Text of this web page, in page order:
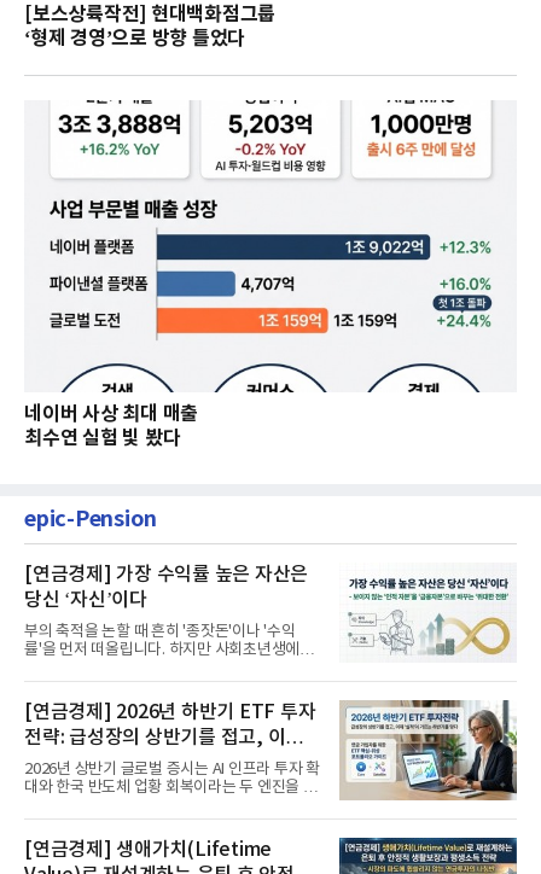
[보스상륙작전] 현대백화점그룹
‘형제 경영’으로 방향 틀었다
네이버 사상 최대 매출
최수연 실험 빛 봤다
epic-Pension
[연금경제] 가장 수익률 높은 자산은
당신 ‘자신’이다
부의 축적을 논할 때 흔히 '종잣돈'이나 '수익
률'을 먼저 떠올립니다. 하지만 사회초년생에게
[연금경제] 2026년 하반기 ETF 투자
전략: 급성장의 상반기를 접고, 이제
'실적'이 가르는 하반기를 맞다
2026년 상반기 글로벌 증시는 AI 인프라 투자 확
대와 한국 반도체 업황 회복이라는 두 엔진을 달
[연금경제] 생애가치(Lifetime